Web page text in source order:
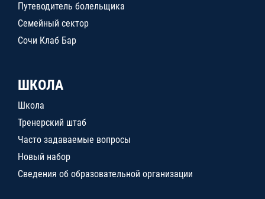
Путеводитель болельщика
Семейный сектор
Сочи Клаб Бар
ШКОЛА
Школа
Тренерский штаб
Часто задаваемые вопросы
Новый набор
Сведения об образовательной организации